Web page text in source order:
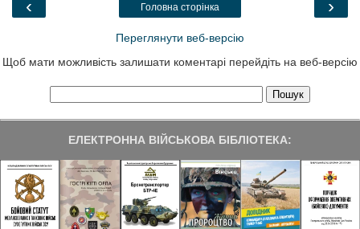
‹ ›
Головна сторінка
Переглянути веб-версію
Щоб мати можливість залишати коментарі перейдіть на веб-версію
ЕЛЕКТРОННА ВІЙСЬКОВА БІБЛІОТЕКА: